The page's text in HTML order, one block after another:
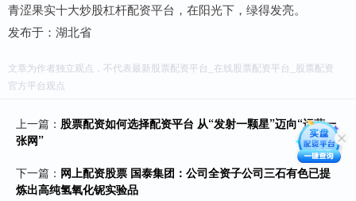
青涩果实十大炒股杠杆配资平台，在阳光下，绿得发亮。
发布于：湖北省
文章为作者独立观点，不代表最新股票配资平台_在线股票配资平台_股票配资
官方平台观点
上一篇： 股票配资如何选择配资平台 从“发射一颗星”迈向“运营一
张网”
下一篇： 网上配资股票 国泰集团：公司全资子公司三石有色已提
炼出高纯氢氧化铌实验品